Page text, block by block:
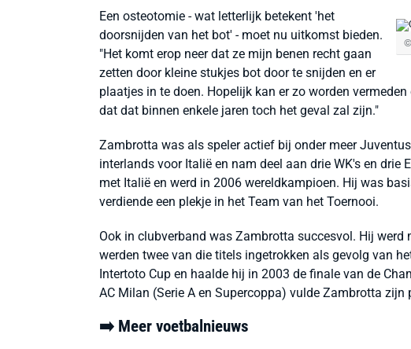
Een osteotomie - wat letterlijk betekent 'het
doorsnijden van het bot' - moet nu uitkomst bieden.
"Het komt erop neer dat ze mijn benen recht gaan
zetten door kleine stukjes bot door te snijden en er
plaatjes in te doen. Hopelijk kan er zo worden
dat dat binnen enkele jaren toch het geval zal zijn."
Zambrotta was als speler actief bij onder meer
interlands voor Italië en nam deel aan drie WK's en drie
met Italië en werd in 2006 wereldkampioen. Hij was
verdiende een plekje in het Team van het Toernooi.
Ook in clubverband was Zambrotta succesvol. Hij
werden twee van die titels ingetrokken als gevolg van
Intertoto Cup en haalde hij in 2003 de finale van de
AC Milan (Serie A en Supercoppa) vulde Zambrotta zijn
➡️ Meer voetbalnieuws